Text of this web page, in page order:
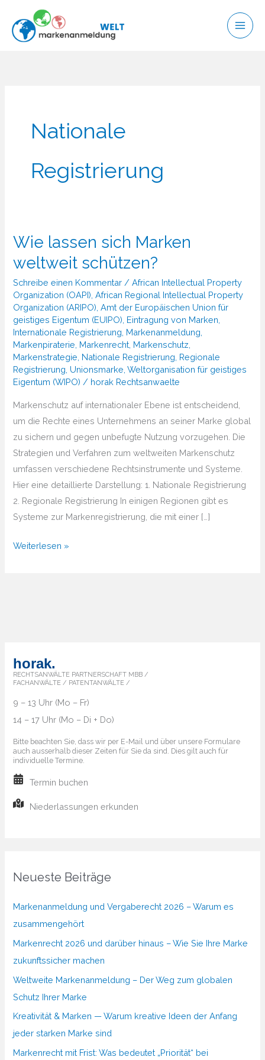
Inhalt
springen
Nationale
Registrierung
Wie lassen sich Marken
weltweit schützen?
Schreibe einen Kommentar /African Intellectual Property
Organization (OAPI) ,African Regional Intellectual Property
Organization (ARIPO) ,Amt der Europäischen Union für
geistiges Eigentum (EUIPO) Eintragung von Marken
Internationale Registrierung Markenanmeldung
Markenpiraterie Markenrecht Markenschutz
Markenstrategie Nationale Registrierung Regionale
Registrierung Unionsmarke ,Weltorganisation für geistiges
Eigentum (WIPO) / horak Rechtsanwaelte
Markenschutz auf internationaler Ebene ist entscheidend,
um die Rechte eines Unternehmens an seiner Marke global
zu sichern und gegen unbefugte Nutzung vorzugehen. Die
Strategien und Verfahren zum weltweiten Markenschutz
umfassen verschiedene Rechtsinstrumente und Systeme.
Hier eine detaillierte Darstellung: 1. Nationale Registrierung
2. Regionale Registrierung In einigen Regionen gibt es
Systeme zur Markenregistrierung, die mit einer […]
Wie
Weiterlesen »
horak.
RECHTSANWÄLTE PARTNERSCHAFT MBB /
FACHANWÄLTE / PATENTANWÄLTE /
9 – 13 Uhr (Mo – Fr)
14 – 17 Uhr (Mo – Di + Do)
Bitte beachten Sie, dass wir per E-Mail und über unsere Formulare
auch ausserhalb dieser Zeiten für Sie da sind. Dies gilt auch für
individuelle Termine.
Termin buchen
Niederlassungen erkunden
Neueste Beiträge
Markenanmeldung und Vergaberecht 2026 – Warum es
zusammengehört
Markenrecht 2026 und darüber hinaus – Wie Sie Ihre Marke
zukunftssicher machen
Weltweite Markenanmeldung – Der Weg zum globalen
Schutz Ihrer Marke
Kreativität & Marken — Warum kreative Ideen der Anfang
jeder starken Marke sind
Markenrecht mit Frist: Was bedeutet „Priorität“ bei